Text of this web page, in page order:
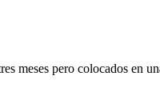
meses pero colocados en